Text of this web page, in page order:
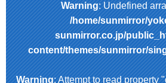
Warning: Undefined
/home/sunmirror/
sunmirror.co.jp/
content/themes/sunmirror/
Warning: Attempt to read property